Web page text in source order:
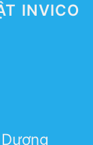
INVICO